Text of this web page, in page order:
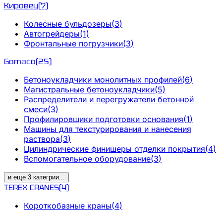
Кировец(7)
Колесные бульдозеры(3)
Автогрейдеры(1)
Фронтальные погрузчики(3)
Gomaco(25)
Бетоноукладчики монолитных профилей(6)
Магистральные бетоноукладчики(5)
Распределители и перегружатели бетонной
смеси(3)
Профилировщики подготовки основания(1)
Машины для текстурирования и нанесения
раствора(3)
Цилиндрические финишеры отделки покрытия(4)
Вспомогательное оборудование(3)
и еще 3 категрии...
TEREX CRANES(4)
Короткобазные краны(4)